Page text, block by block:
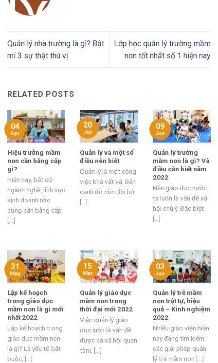
Quản lý nhà trường là gì? Bật
mí 3 sự thật thú vị
Lớp học quản lý trường mầm
non tốt nhất số 1 hiện nay
RELATED POSTS
Hiệu trưởng mầm
non cần bằng cấp
gì?
Hiện nay, bất cứ
ngành nghề, lĩnh vực
kinh doanh nào
cũng cần bằng cấp
[...]
04
Apr
Quản lý và một số
điều nên biết
Quản lý là một công
việc khá vất vả. Bên
cạnh đó còn đòi hỏi
[...]
20
Jul
Quản lý trường
mầm non là gì? Và
điều cần biết năm
2022
Nền giáo dục nước
ta luôn là vấn đề xã
hội chú ý. Đặc biệt
[...]
09
Jun
Lập kế hoạch
trong giáo dục
mầm non là gì mới
nhất 2022
Lập kế hoạch trong
giáo dục mầm non
là gì? Là yếu tố bắt
buộc, [...]
31
May
Quản lý giáo dục
mầm non trong
thời đại mới 2022
Việc quản lý giáo
dục luôn là vấn đề
được cả xã hội quan
tâm. [...]
15
Mar
Quản lý trẻ mầm
non trật tự, hiệu
quả – Kinh nghiệm
2022
Nhiều giáo viên hiện
nay đang tìm kiếm
các giải pháp quản
lý trẻ mầm non [...]
03
Jun